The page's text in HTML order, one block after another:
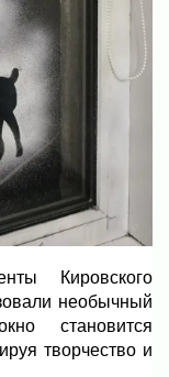
Кировского
необычный
становится
творчество и